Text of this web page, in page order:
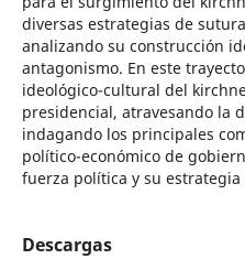
diversas estrategias de
analizando su construcción
antagonismo. En este
ideológico-cultural del
presidencial, atravesando la
indagando los principales
político-económico de
fuerza política y su estrategia
Descargas